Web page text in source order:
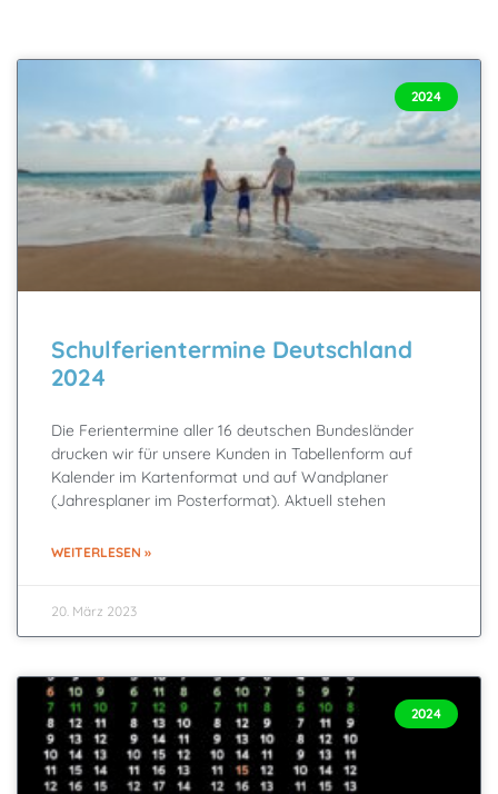
2024
Schulferientermine Deutschland
2024
Die Ferientermine aller 16 deutschen Bundesländer
drucken wir für unsere Kunden in Tabellenform auf
Kalender im Kartenformat und auf Wandplaner
(Jahresplaner im Posterformat). Aktuell stehen
WEITERLESEN »
20. März 2023
2024